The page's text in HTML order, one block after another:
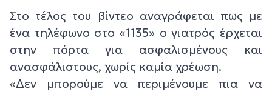
Στο τέλος του βίντεο αναγράφεται πως με
ένα τηλέφωνο στο «1135» ο γιατρός έρχεται
στην πόρτα για ασφαλισμένους και
ανασφάλιστους, χωρίς καμία χρέωση.
«Δεν μπορούμε να περιμένουμε πια να